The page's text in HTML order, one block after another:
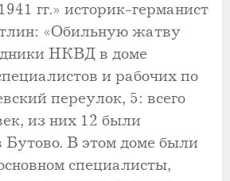
гг.» историк-германист
«Обильную жатву
НКВД в доме
и рабочих по
переулок, 5: всего
из них 12 были
Бутово. В этом доме были
специалисты,